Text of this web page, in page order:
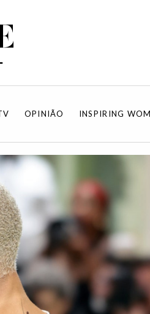
OPINIÃO INSPIRING